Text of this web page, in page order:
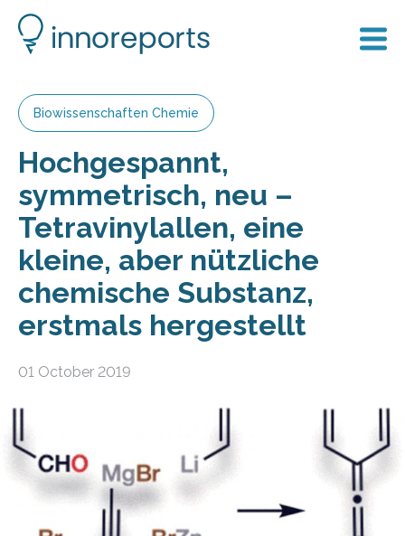
Biowissenschaften Chemie
Hochgespannt,
symmetrisch, neu –
Tetravinylallen, eine
kleine, aber nützliche
chemische Substanz,
erstmals hergestellt
01 October 2019